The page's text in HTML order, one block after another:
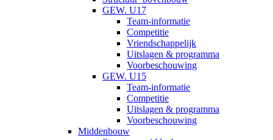
GEW. U17
Team-informatie
Competitie
Vriendschappelijk
Uitslagen & programma
Voorbeschouwing
GEW. U15
Team-informatie
Competitie
Uitslagen & programma
Voorbeschouwing
Middenbouw